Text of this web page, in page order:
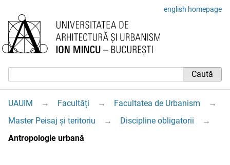
english homepage
UAUIM → Facultăți → Facultatea de Urbanism
→
Master Peisaj și teritoriu
→ Discipline obligatorii
→
Antropologie urbană